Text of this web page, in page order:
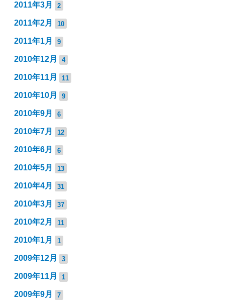
2011年3月 2
2011年2月 10
2011年1月 9
2010年12月 4
2010年11月 11
2010年10月 9
2010年9月 6
2010年7月 12
2010年6月 6
2010年5月 13
2010年4月 31
2010年3月 37
2010年2月 11
2010年1月 1
2009年12月 3
2009年11月 1
2009年9月 7